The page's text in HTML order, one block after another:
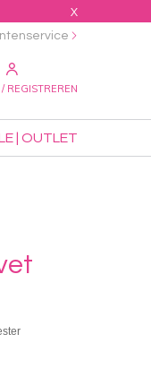
X
REGISTREREN
| OUTLET